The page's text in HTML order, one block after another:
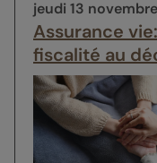
jeudi 13
Assurance
fiscalité au